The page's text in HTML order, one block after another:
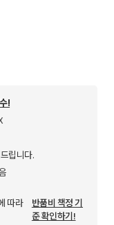
!
립니다.
따라
반품비 책정 기
준 확인하기!